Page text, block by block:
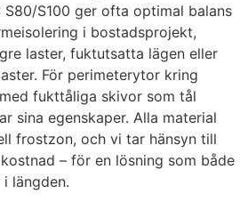
S80/S100 ger ofta optimal balans
i bostadsprojekt,
laster, fuktutsatta lägen eller
För perimeterytor kring
fukttåliga skivor som tål
sina egenskaper. Alla material
frostzon, och vi tar hänsyn till
– för en lösning som både
längden.